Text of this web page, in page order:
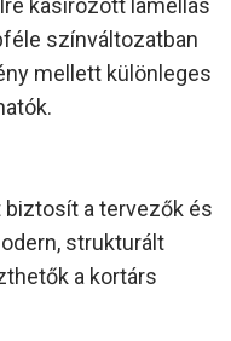
kasírozott lamellás
színváltozatban
mellett különleges
biztosít a tervezők és
strukturált
a kortárs